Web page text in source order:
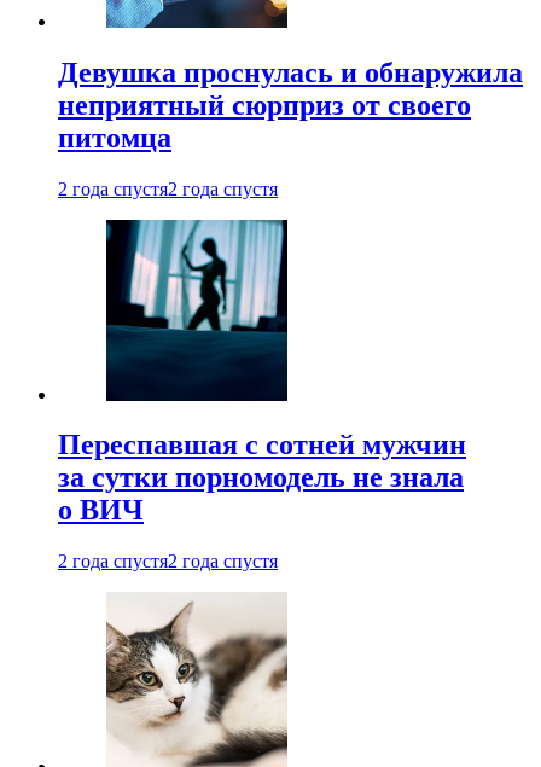
Девушка проснулась и обнаружила
неприятный сюрприз от своего
питомца
2 года спустя2 года спустя
Переспавшая с сотней мужчин
за сутки порномодель не знала
о ВИЧ
2 года спустя2 года спустя